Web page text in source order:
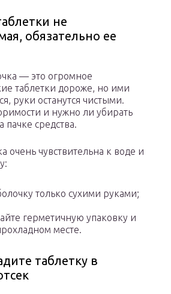
не
обязательно ее
— это огромное
таблетки дороже, но ими
руки останутся чистыми.
и нужно ли убирать
пачке средства.
очень чувствительна к воде и
только сухими руками;
герметичную упаковку и
месте.
таблетку в